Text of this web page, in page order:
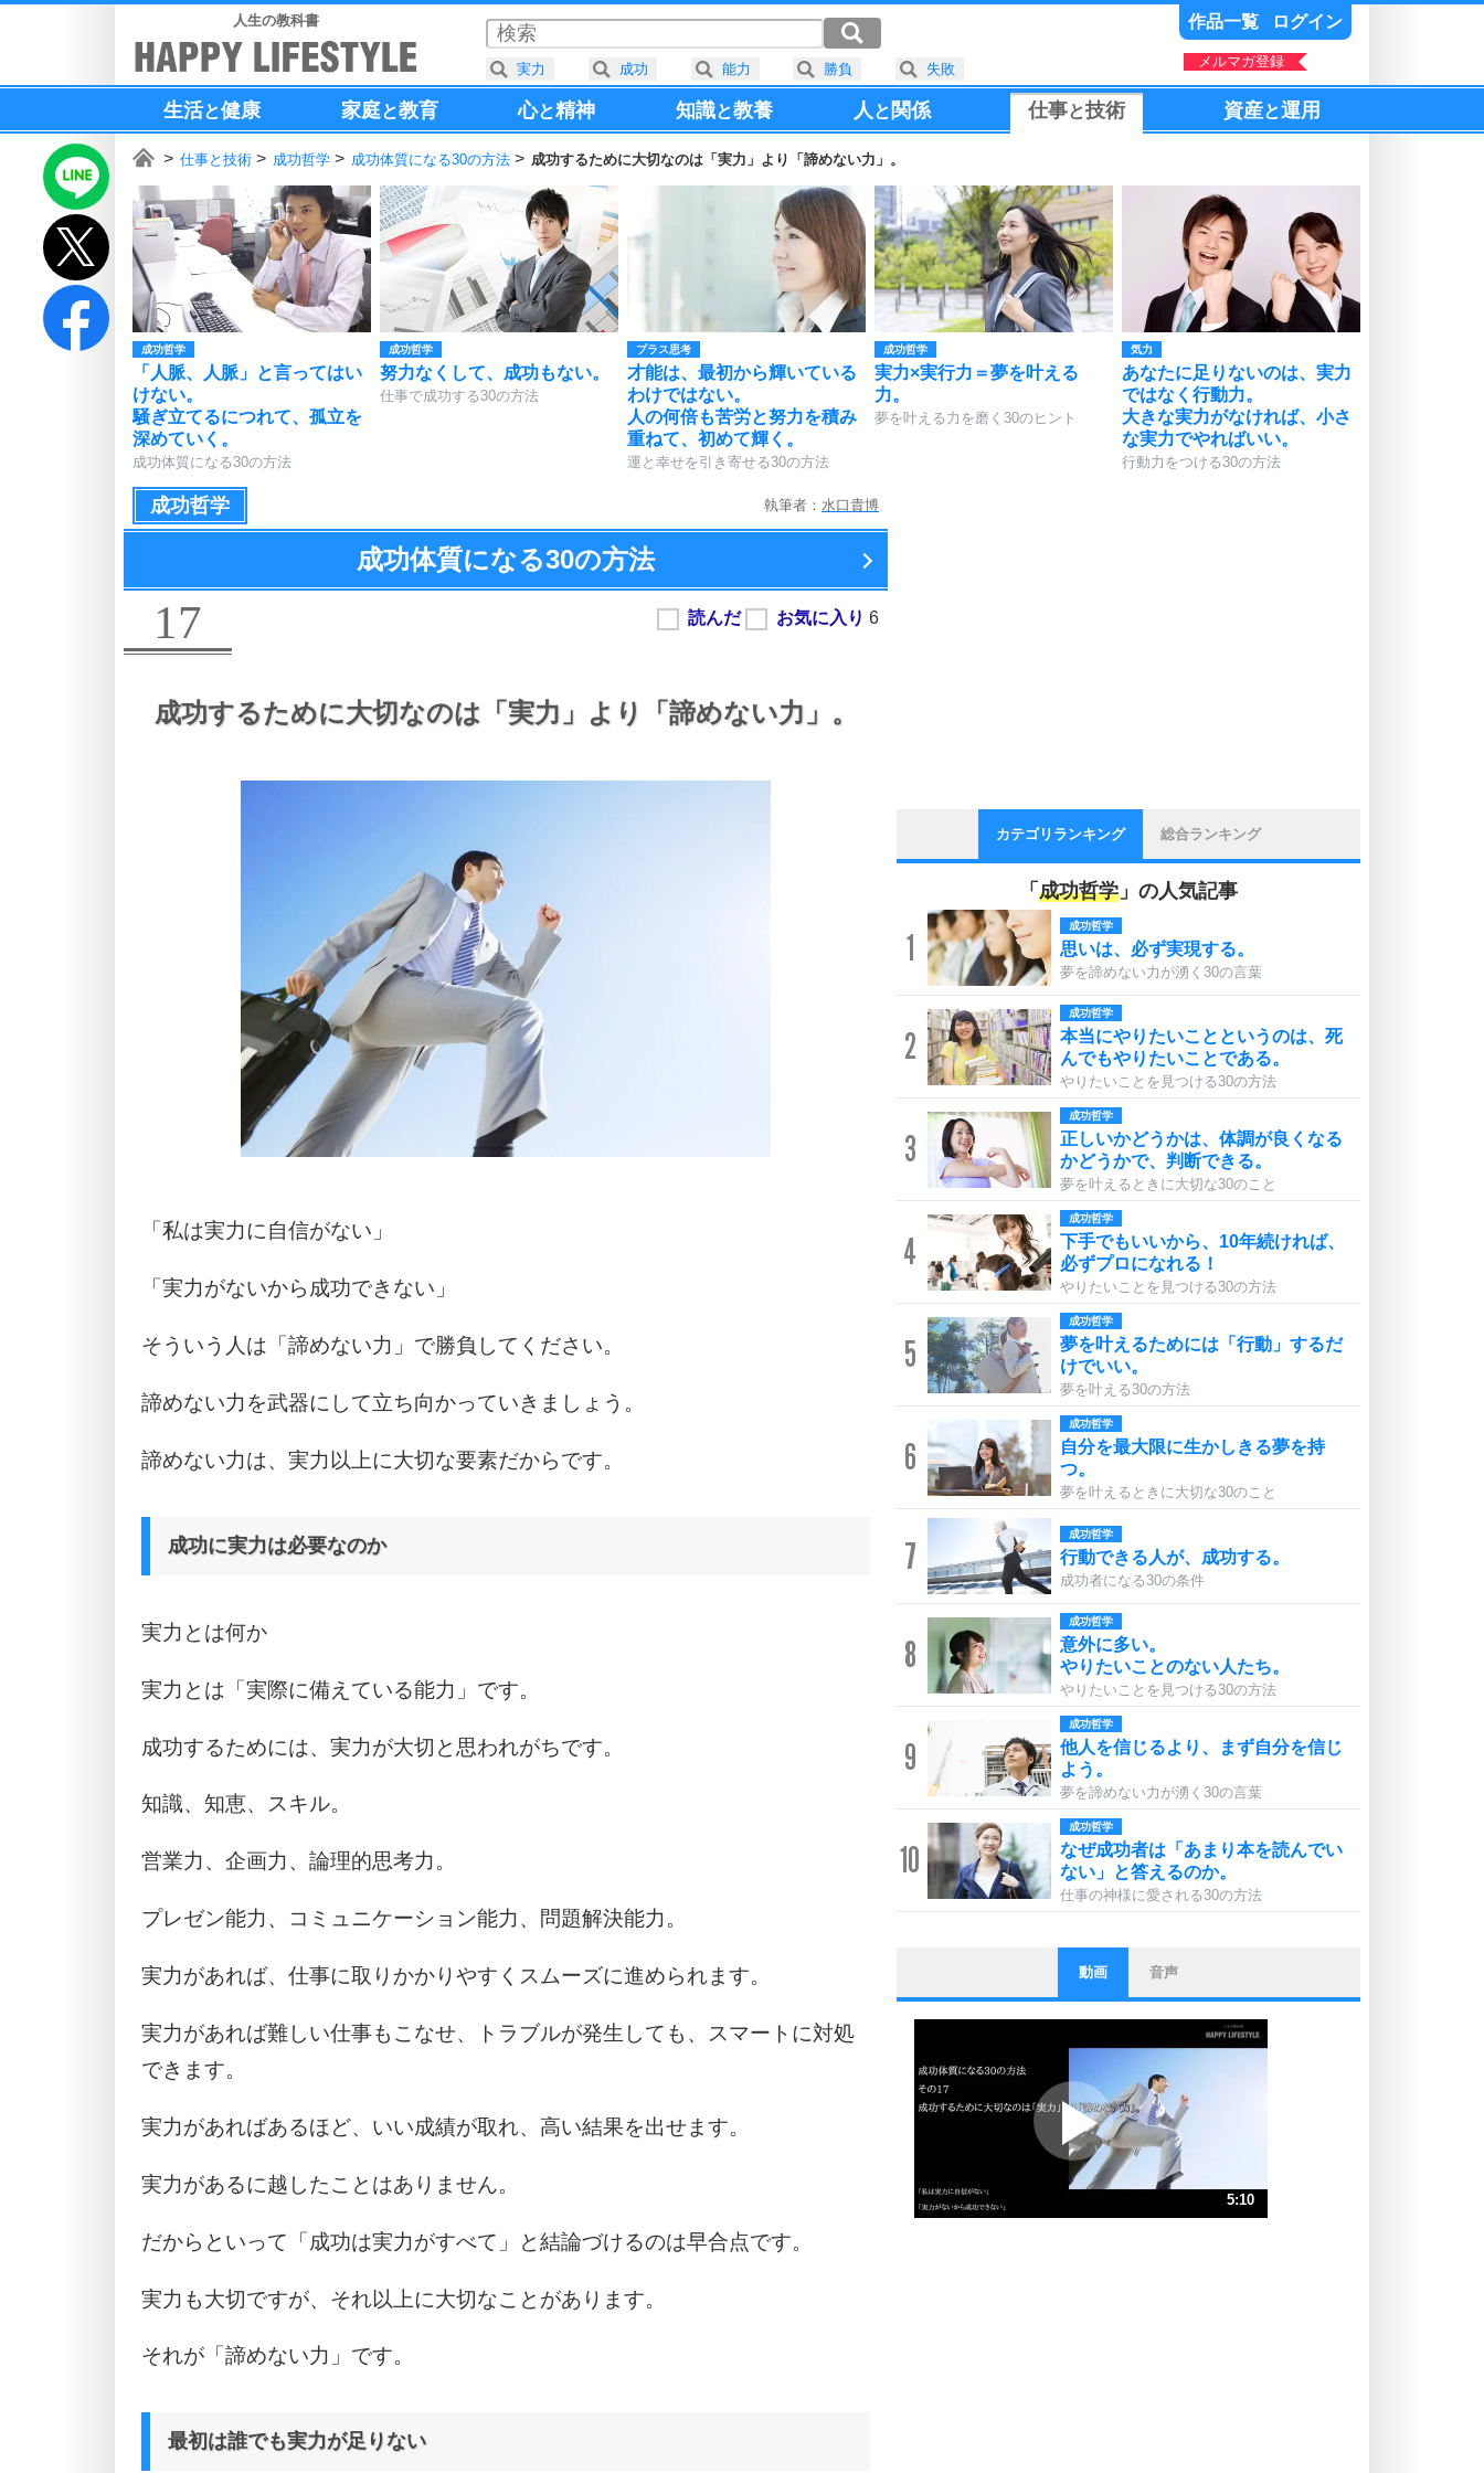
人生の教科書 作品一覧 ログイン
メルマガ登録
生活と健康 家庭と教育 心と精神 知識と教養 人と 関係 仕事と技術 資産と運用
仕事と技術 成功哲学 成功体質になる30の方法 成功するために大切なのは「実力」より「諦めない力」。
成功哲学
「人脈、人脈」と言ってはい
けない。
騒ぎ立てるにつれて、孤立を
深めていく。
成功体質になる30の方法
成功哲学
努力なくして、成功もない。
仕事で成功する30の方法
プラス思考
才能は、最初から輝いている
わけではない。
人の何倍も苦労と努力を積み
重ねて、初めて輝く。
運と幸せを引き寄せる30の方法
成功哲学
実力×実行力＝夢を叶える
力。
夢を叶える力を磨く30のヒント
気力
あなたに足りないのは、実力
ではなく行動力。
大きな実力がなければ、小さ
な実力でやればいい。
行動力をつける30の方法
成功哲学 執筆者： 水口貴博
成功体質になる30の方法
17
成功するために大切なのは 「実力」より 「諦めない力」。
「私は実力に自信がない」
「実力がないから成功できない」
そういう人は「諦めない力」で勝負してください。
諦めない力を武器にして立ち向かっていきましょう。
諦めない力は、実力以上に大切な要素だからです。
成功に実力は必要なのか
実力とは何か
実力とは「実際に備えている能力」です。
成功するためには、実力が大切と思われがちです。
知識、知恵、スキル。
営業力、企画力、論理的思考力。
プレゼン能力、コミュニケーション能力、問題解決能力。
実力があれば、仕事に取りかかりやすくスムーズに進められます。
実力があれば難しい仕事もこなせ、トラブルが発生しても、スマートに対処
できます。
実力があればあるほど、いい成績が取れ、高い結果を出せます。
実力があるに越したことはありません。
だからといって「成功は実力がすべて」と結論づけるのは早合点です。
実力も大切ですが、それ以上に大切なことがあります。
それが「諦めない力」です。
最初は誰でも実力が足りない
カテゴリランキング 総合ランキング
「 成功哲学 」の人気記事
1
成功哲学
思いは、必ず実現する。
夢を諦めない力が湧く30の言葉
2
成功哲学
本当にやりたいことというのは、死
んでもやりたいことである。
やりたいことを見つける30の方法
3
成功哲学
正しいかどうかは、体調が良くなる
かどうかで、判断できる。
夢を叶えるときに大切な30のこと
4
成功哲学
下手でもいいから、10年続ければ、
必ずプロになれる！
やりたいことを見つける30の方法
5
成功哲学
夢を叶えるためには「行動」するだ
けでいい。
夢を叶える30の方法
6
成功哲学
自分を最大限に生かしきる夢を持
つ。
夢を叶えるときに大切な30のこと
7
成功哲学
行動できる人が、成功する。
成功者になる30の条件
8
成功哲学
意外に多い。
やりたいことのない人たち。
やりたいことを見つける30の方法
9
成功哲学
他人を信じるより、まず自分を信じ
よう。
夢を諦めない力が湧く30の言葉
10
成功哲学
なぜ成功者は「あまり本を読んでい
ない」と答えるのか。
仕事の神様に愛される30の方法
1
ストレス対策
他人と比べない。
いっそのこと、他人を見ない。
いらいらしない人になる30の方法
ポジティブになれない原因は、行動
しないから。
ポジティブ思考になる30の方法
3
ストレス対策
動画 音声
5:10
実力 成功 能力 勝負 失敗